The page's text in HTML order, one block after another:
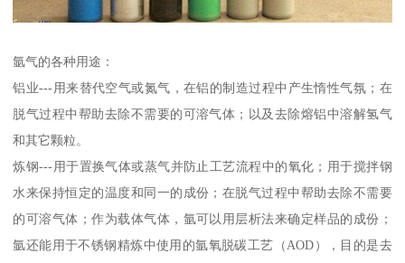
氩气的各种用途：
铝业---用来替代空气或氮气，在铝的制造过程中产生惰性气氛；在
脱气过程中帮助去除不需要的可溶气体；以及去除熔铝中溶解氢气
和其它颗粒。
炼钢---用于置换气体或蒸气并防止工艺流程中的氧化；用于搅拌钢
水来保持恒定的温度和同一的成份；在脱气过程中帮助去除不需要
的可溶气体；作为载体气体，氩可以用层析法来确定样品的成份；
氩还能用于不锈钢精炼中使用的氩氧脱碳工艺（AOD），目的是去